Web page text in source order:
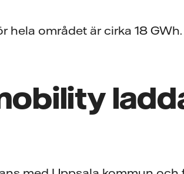
hela området är cirka 18 GWh.